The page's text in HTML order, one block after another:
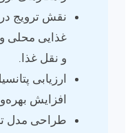
نقش ترویج
غذایی
و نقل غذا.
افزایش
طراحی مدل